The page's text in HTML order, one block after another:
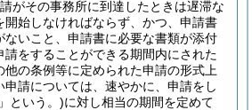
がその事務所に到達したときは遅滞な
開始しなければならず、かつ、申請書
ないこと、申請書に必要な書類が添付
請をすることができる期間内にされた
他の条例等に定められた申請の形式上
請については、速やかに、申請をし
という。)に対し相当の期間を定めて